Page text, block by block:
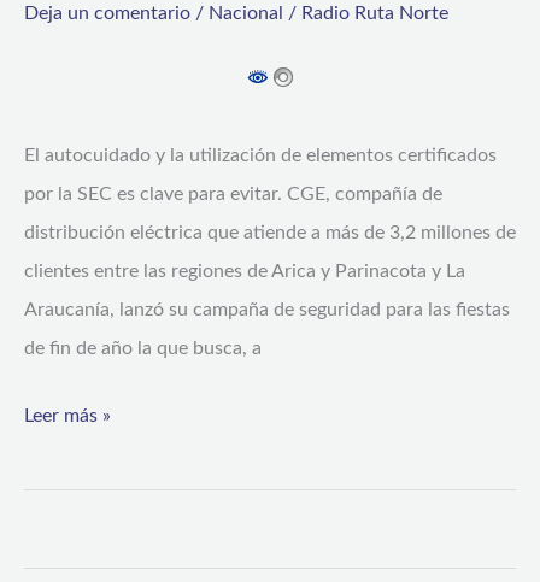
Deja un comentario / Nacional / Radio Ruta Norte
El autocuidado y la utilización de elementos certificados
por la SEC es clave para evitar. CGE, compañía de
distribución eléctrica que atiende a más de 3,2 millones de
clientes entre las regiones de Arica y Parinacota y La
Araucanía, lanzó su campaña de seguridad para las fiestas
de fin de año la que busca, a
eléctricos
durante
las
fiestas
de
fin
año
Leer más »